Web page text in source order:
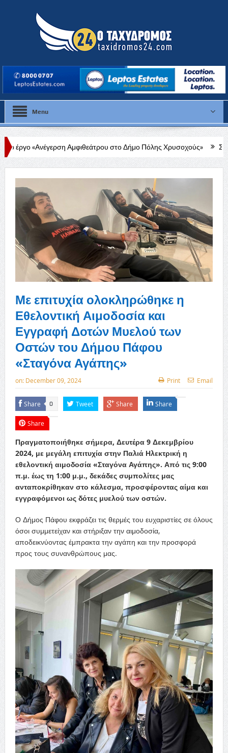
Menu
στο Δήμο Πόλης Χρυσοχούς» Στάλω Γεωργίου: Στο
Με επιτυχία ολοκληρώθηκε η
Εθελοντική Αιμοδοσία και
Εγγραφή Δοτών Μυελού των
Οστών του Δήμου Πάφου
«Σταγόνα Αγάπης»
on: December 09, 2024 Print Email
Share 0 Tweet Share Share
Share
Πραγματοποιήθηκε σήμερα, Δευτέρα 9 Δεκεμβρίου
2024, με μεγάλη επιτυχία στην Παλιά Ηλεκτρική η
εθελοντική αιμοδοσία «Σταγόνα Αγάπης». Από τις 9:00
π.μ. έως τη 1:00 μ.μ., δεκάδες συμπολίτες μας
ανταποκρίθηκαν στο κάλεσμα, προσφέροντας αίμα και
εγγραφόμενοι ως δότες μυελού των οστών.
Ο Δήμος Πάφου εκφράζει τις θερμές του ευχαριστίες σε όλους
όσοι συμμετείχαν και στήριξαν την αιμοδοσία,
αποδεικνύοντας έμπρακτα την αγάπη και την προσφορά
προς τους συνανθρώπους μας.